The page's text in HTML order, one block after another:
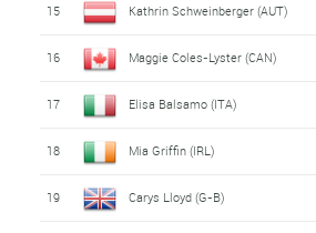
15 Kathrin Schweinberger (AUT)
16 Maggie Coles-Lyster (CAN)
17 Elisa Balsamo (ITA)
18 Mia Griffin (IRL)
19 Carys Lloyd (G-B)